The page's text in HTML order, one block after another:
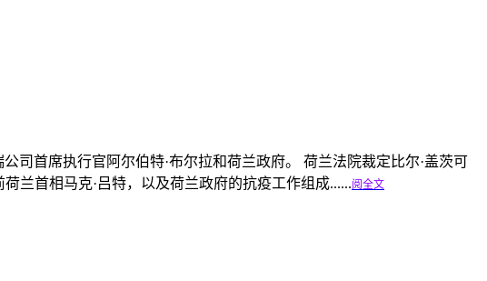
司首席执行官阿尔伯特·布尔拉和荷兰政府。 荷兰法院裁定比尔·盖茨可
兰首相马克·吕特，以及荷兰政府的抗疫工作组成......阅全文